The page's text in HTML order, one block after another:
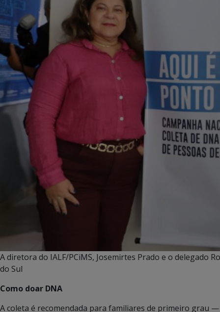
A diretora do IALF/PCiMS, Josemirtes Prado e o delegado
do Sul
Como doar DNA
A coleta é recomendada para familiares de primeiro grau —